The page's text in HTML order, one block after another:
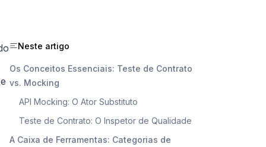
Neste artigo
Os Conceitos Essenciais: Teste de Contrato
vs. Mocking
API Mocking: O Ator Substituto
Teste de Contrato: O Inspetor de Qualidade
A Caixa de Ferramentas: Categorias de